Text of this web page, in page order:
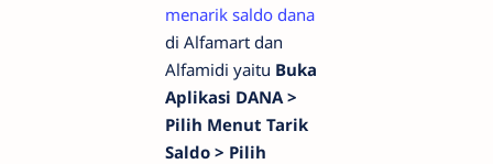
menarik saldo dana
di Alfamart dan
Alfamidi yaitu Buka
Aplikasi DANA >
Pilih Menut Tarik
Saldo > Pilih